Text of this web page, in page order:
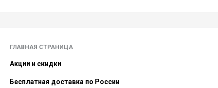
ГЛАВНАЯ СТРАНИЦА
Акции и скидки
Бесплатная доставка по России